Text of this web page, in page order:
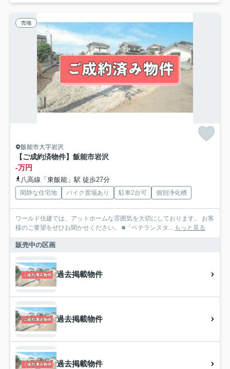
売地
飯能市大字岩沢
【ご成約済物件】飯能市岩沢
-万円
八高線「東飯能」駅 徒歩27分
閑静な住宅地 バイク置場あり 駐車2台可 個別浄化槽
ワールド住建では、アットホームな雰囲気を大切にしております。 お客
様のご要望をぜひお聞かせください。 ■「ベテランスタ... もっと見る
販売中の区画
過去掲載物件
過去掲載物件
過去掲載物件